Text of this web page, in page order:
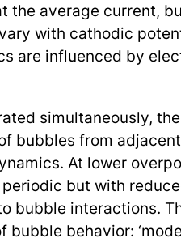
the average current,
with cathodic
are influenced by
simultaneously,
bubbles from adjacent
At lower
but with
bubble interactions.
behavior: ‘mode